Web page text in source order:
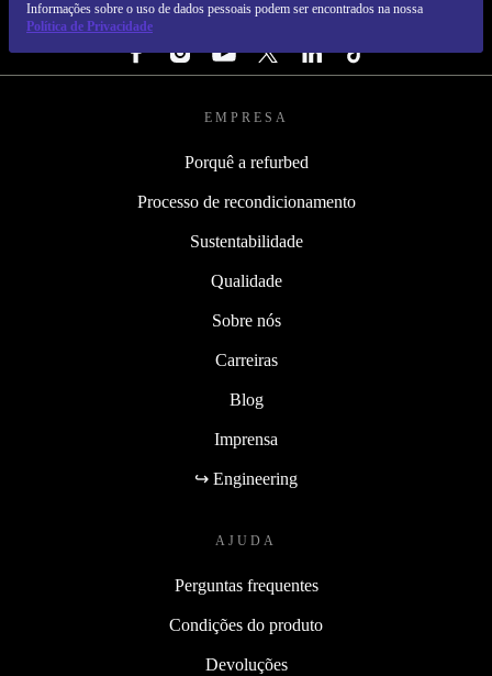
Informações sobre o uso de dados pessoais podem ser encontrados na nossa
Política de Privacidade
SEGUE-NOS
EMPRESA
Porquê a refurbed
Processo de recondicionamento
Sustentabilidade
Qualidade
Sobre nós
Carreiras
Blog
Imprensa
↪ Engineering
AJUDA
Perguntas frequentes
Condições do produto
Devoluções